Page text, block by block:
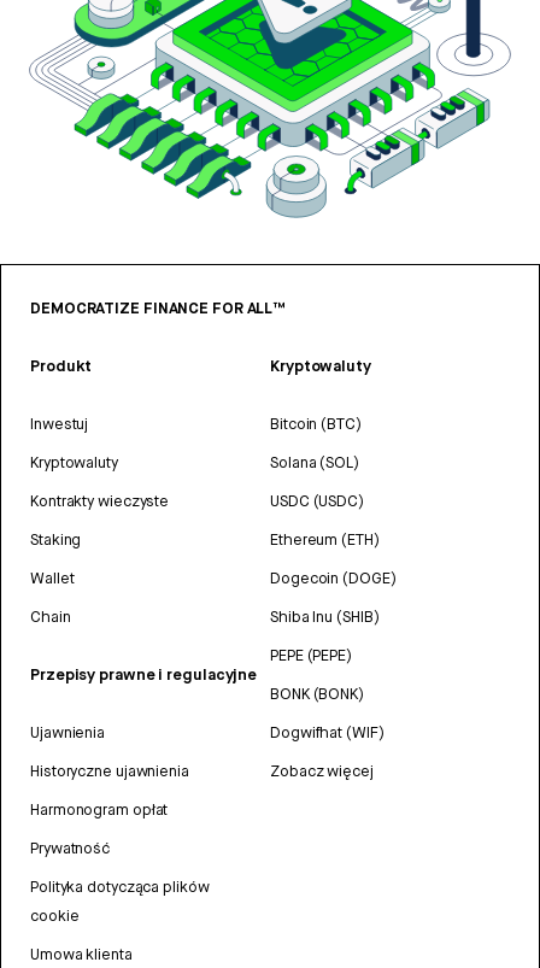
DEMOCRATIZE FINANCE FOR ALL™
Produkt
Inwestuj
Kryptowaluty
Kontrakty wieczyste
Staking
Wallet
Chain
Przepisy prawne i regulacyjne
Ujawnienia
Historyczne ujawnienia
Harmonogram opłat
Prywatność
Polityka dotycząca plików
cookie
Umowa klienta
Kryptowaluty
Bitcoin (BTC)
Solana (SOL)
USDC (USDC)
Ethereum (ETH)
Dogecoin (DOGE)
Shiba Inu (SHIB)
PEPE (PEPE)
BONK (BONK)
Dogwifhat (WIF)
Zobacz więcej